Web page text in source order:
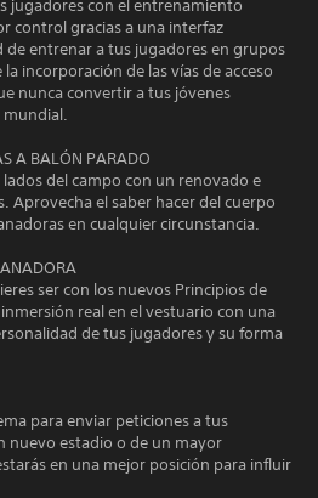
jugadores con el entrenamiento
control gracias a una interfaz
de entrenar a tus jugadores en grupos
incorporación de las vías de acceso
nunca convertir a tus jóvenes
mundial.
A BALÓN PARADO
del campo con un renovado e
Aprovecha el saber hacer del cuerpo
en cualquier circunstancia.
ser con los nuevos Principios de
real en el vestuario con una
de tus jugadores y su forma
para enviar peticiones a tus
nuevo estadio o de un mayor
en una mejor posición para influir